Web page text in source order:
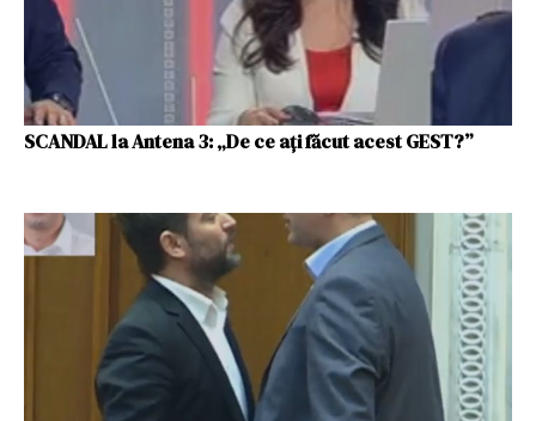
SCANDAL la Antena 3: „De ce ați făcut acest GEST?”